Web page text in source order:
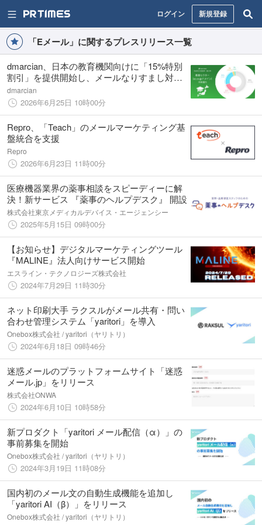
ログイン 新規登録
「Eメール」に関するプレスリリース一覧
dmarcian、日本の教育機関向けに「15%特別
割引」を提供開始し、メールなりすまし対策
の取り組みを強化
dmarcian
2026年6月25日 10時00分
Repro、「Teach」のメールマーケティング基
盤統合を支援
Repro
2026年6月23日 11時00分
医療機器業界の薬事相談をスピーディーに解
決！新サービス 『薬事のヘルプデスク』 開設
株式会社東京メディカルデバイス・エージェンシー
2025年5月15日 09時00分
【お知らせ】デジタルマーケティングツール
『MALINE』法人向けサービス開始
エスライン・テクノロジーズ株式会社
2024年7月29日 11時30分
ネット印刷大手 ラクスルがメール共有・問い
合わせ管理システム「yaritori」を導入
Onebox株式会社 / yaritori（ヤリトリ）
2024年6月18日 09時46分
迷惑メールのプラットフォームサイト「迷惑
メール.jp」をリリース
株式会社ONWA
2024年6月10日 10時58分
新プロダクト「yaritori メール配信（α）」の
事前募集を開始
Onebox株式会社 / yaritori（ヤリトリ）
2024年3月19日 11時08分
国内初のメール文の自動生成機能を追加し
「yaritori AI（β）」をリリース
Onebox株式会社 / yaritori（ヤリトリ）